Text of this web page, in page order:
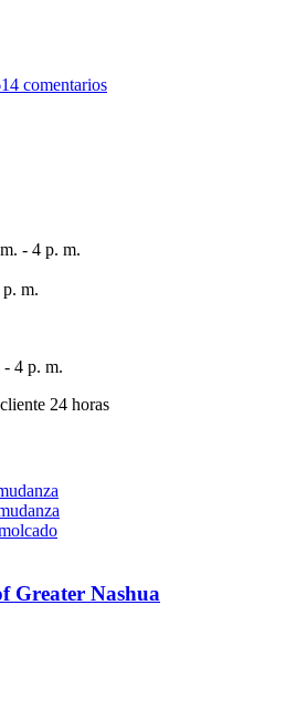
comentarios
- 4 p. m.
m.
4 p. m.
24 horas
Greater Nashua